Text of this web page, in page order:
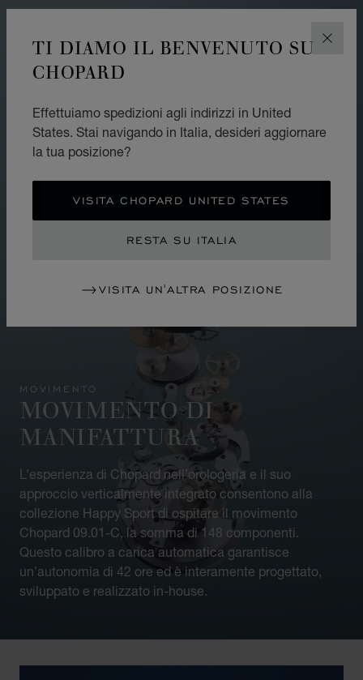
TI DIAMO IL BENVENUTO SU
CHOPARD
Effettuiamo spedizioni agli indirizzi in United
States. Stai navigando in Italia, desideri aggiornare
la tua posizione?
VISITA CHOPARD UNITED STATES
RESTA SU ITALIA
VISITA UN'ALTRA POSIZIONE
MOVIMENTO
MOVIMENTO DI
MANIFATTURA
L’esperienza di Chopard nell’orologeria e il suo
approccio verticalmente integrato consentono alla
collezione Happy Sport di ospitare il movimento
Chopard 09.01-C, la somma di 148 componenti.
Questo calibro a carica automatica garantisce
un’autonomia di 42 ore ed è interamente progettato,
sviluppato e realizzato in-house.